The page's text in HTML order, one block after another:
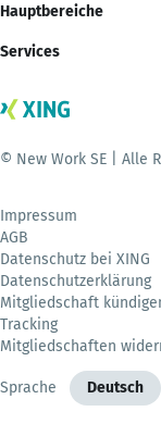
Hauptbereiche
Services
© New Work SE | Alle
Impressum
AGB
Datenschutz bei XING
Datenschutzerklärung
Mitgliedschaft
Tracking
Mitgliedschaften
Sprache Deutsch